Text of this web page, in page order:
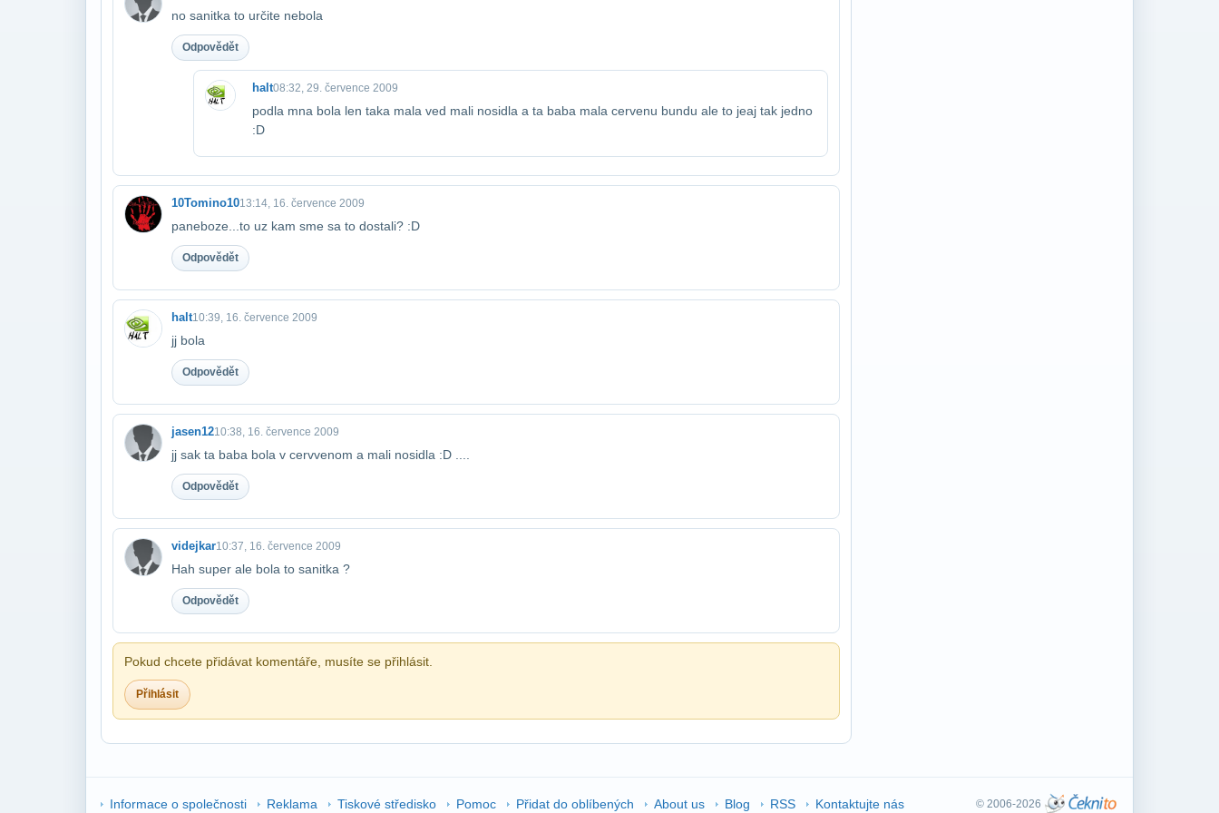
no sanitka to určite nebola
Odpovědět
halt08:32, 29. července 2009
podla mna bola len taka mala ved mali nosidla a ta baba mala cervenu bundu ale to je​aj tak jedno
:D
10Tomino1013:14, 16. července 2009
paneboze...to uz kam sme sa to dostali? :D
Odpovědět
halt10:39, 16. července 2009
jj bola
Odpovědět
jasen1210:38, 16. července 2009
jj sak ta baba bola v cervvenom a mali nosidla :D ....
Odpovědět
videjkar10:37, 16. července 2009
Hah super ale bola to sanitka ?
Odpovědět
Pokud chcete přidávat komentáře, musíte se přihlásit.
Přihlásit
Informace o společnosti Reklama Tiskové středisko Pomoc Přidat do oblíbených About us Blog RSS Kontaktujte nás © 2006-2026